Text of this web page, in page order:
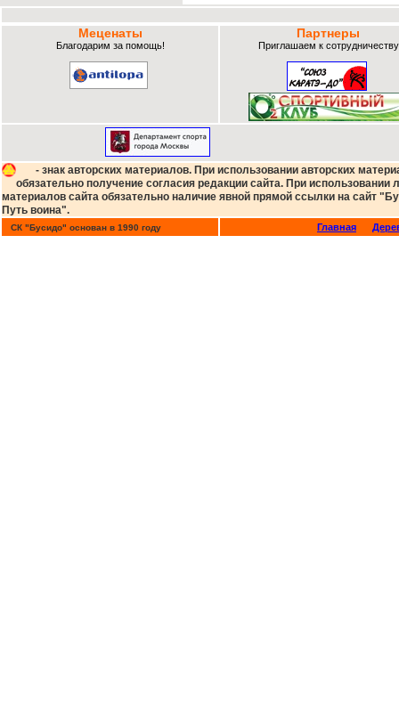
Меценаты
Благодарим за помощь!
Партнеры
Приглашаем к
- знак авторских материалов. При использовании авторских
обязательно получение согласия редакции сайта. При использовании
материалов сайта обязательно наличие явной прямой ссылки на сайт
Путь воина".
СК "Бусидо" основан в 1990 году Главная